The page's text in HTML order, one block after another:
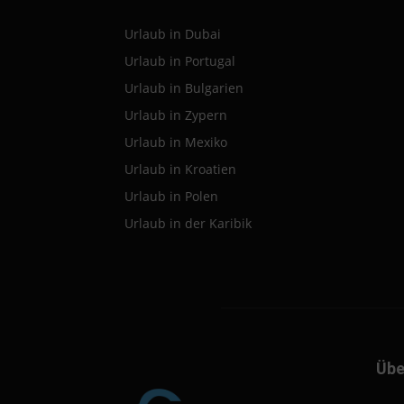
Urlaub in Dubai
Urlaub in Portugal
Urlaub in Bulgarien
Urlaub in Zypern
Urlaub in Mexiko
Urlaub in Kroatien
Urlaub in Polen
Urlaub in der Karibik